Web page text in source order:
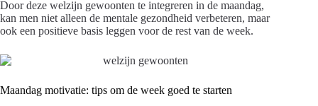
Door deze welzijn gewoonten te integreren in de maandag,
kan men niet alleen de mentale gezondheid verbeteren, maar
ook een positieve basis leggen voor de rest van de week.
Maandag motivatie: tips om de week goed te starten